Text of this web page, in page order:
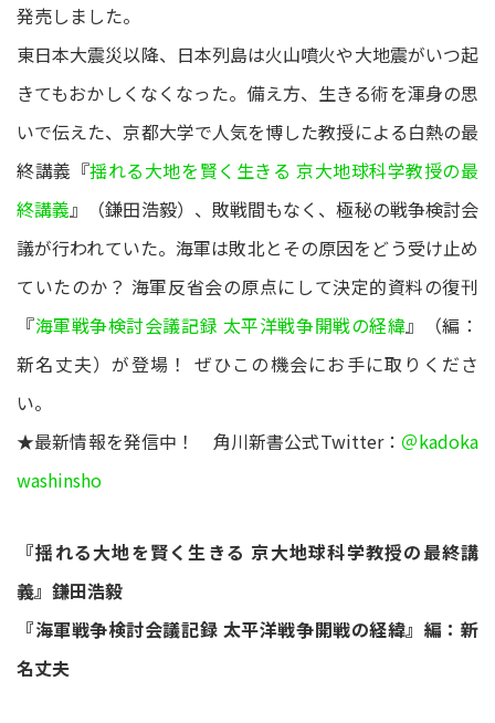
発売しました。
東日本大震災以降、日本列島は火山噴火や大地震がいつ起
きてもおかしくなくなった。備え方、生きる術を渾身の思
いで伝えた、京都大学で人気を博した教授による白熱の最
終講義『揺れる大地を賢く生きる 京大地球科学教授の最
終講義』（鎌田浩毅）、敗戦間もなく、極秘の戦争検討会
議が行われていた。海軍は敗北とその原因をどう受け止め
ていたのか？ 海軍反省会の原点にして決定的資料の復刊
『海軍戦争検討会議記録 太平洋戦争開戦の経緯』（編：
新名丈夫）が登場！ ぜひこの機会にお手に取りくださ
い。
★最新情報を発信中！ 角川新書公式Twitter： ＠kadoka
washinsho
『揺れる大地を賢く生きる 京大地球科学教授の最終講
義』鎌田浩毅
『海軍戦争検討会議記録 太平洋戦争開戦の経緯』編：新
名丈夫